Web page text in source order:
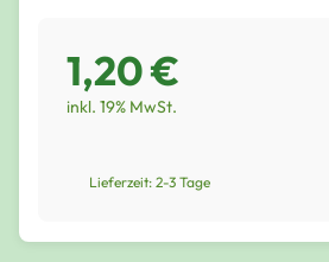
1,20 €
inkl. 19% MwSt.
Lieferzeit: 2-3 Tage